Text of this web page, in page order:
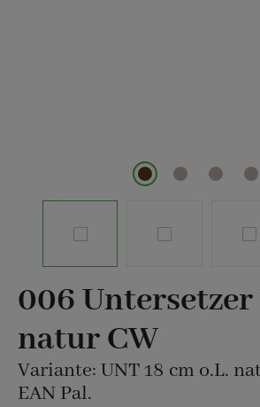
006 Untersetzer
natur CW
Variante: UNT 18 cm o.L.
EAN Pal.